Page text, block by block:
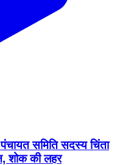
समिति सदस्य चिंता
शोक की लहर